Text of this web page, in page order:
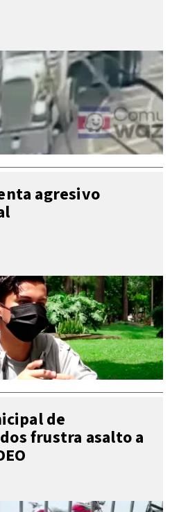
agresivo
de
frustra asalto a